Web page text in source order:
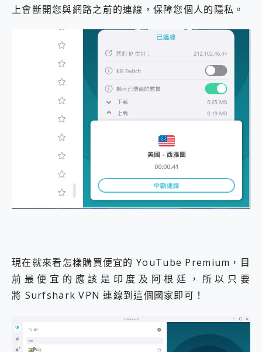
上會斷開您與網路之前的連線，保障您個人的隱私。
現在就來看怎樣購買便宜的 YouTube Premium，目
前最便宜的應該是印度及阿根廷，所以只要
將 Surfshark VPN 連線到這個國家即可！